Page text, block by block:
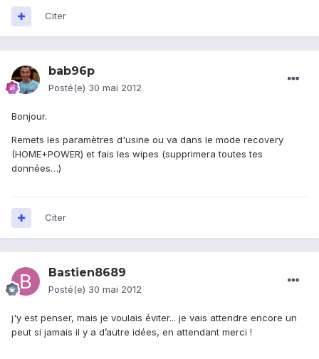
Citer
bab96p
Posté(e) 30 mai 2012
Bonjour.
Remets les paramètres d'usine ou va dans le mode recovery
(HOME+POWER) et fais les wipes (supprimera toutes tes
données…)
Citer
Bastien8689
Posté(e) 30 mai 2012
j'y est penser, mais je voulais éviter... je vais attendre encore un
peut si jamais il y a d’autre idées, en attendant merci !